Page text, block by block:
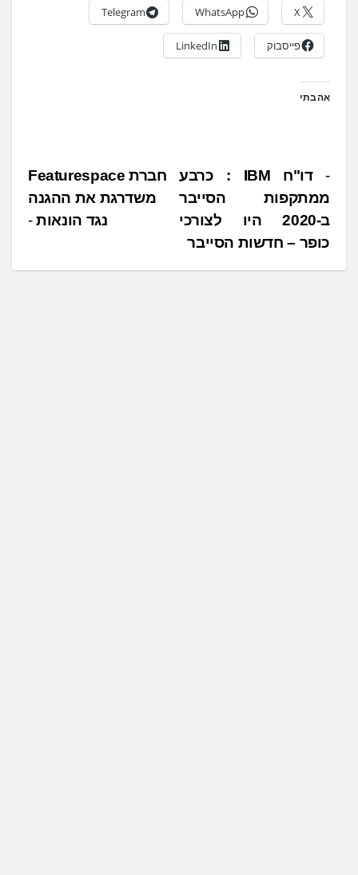
X
WhatsApp
Telegram
פייסבוק LinkedIn
אהבתי
נ
י
ו
חברת Featurespace
משדרגת את ההגנה
נגד הונאות
דו"ח IBM : כרבע
ממתקפות הסייבר
ב-2020 היו לצורכי
כופר – חדשות הסייבר